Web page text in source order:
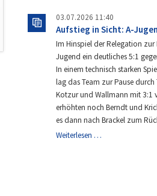
steigt
auf!
03.07.2026 11:40
Aufstieg in Sicht: A-
Im Hinspiel der Relegation zur
Jugend ein deutliches 5:1
In einem technisch starken
lag das Team zur Pause
Kotzur und Wallmann mit 3:1
erhöhten noch Berndt und
es dann nach Brackel zum
Weiterlesen …